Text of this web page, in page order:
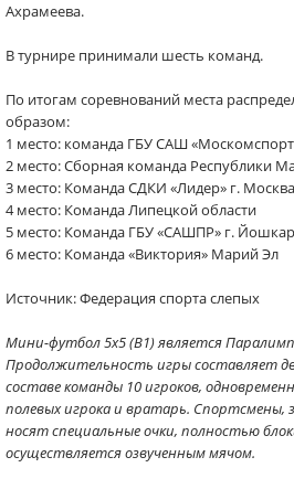
Ахрамеева.
В турнире принимали шесть команд.
По итогам соревнований места
образом:
1 место: команда ГБУ САШ
2 место: Сборная команда Республики
3 место: Команда СДКИ «Лидер» г. Москва
4 место: Команда Липецкой области
5 место: Команда ГБУ «САШПР» г.
6 место: Команда «Виктория» Марий Эл
Источник: Федерация спорта слепых
Мини-футбол 5х5 (B1) является
Продолжительность игры составляет
составе команды 10 игроков,
полевых игрока и вратарь. Спортсмены,
носят специальные очки, полностью
осуществляется озвученным мячом.